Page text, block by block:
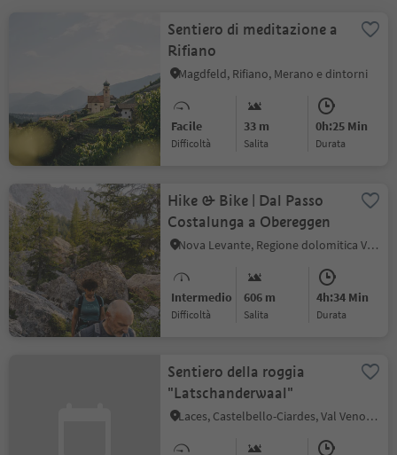
Sentiero di meditazione a
Rifiano
Magdfeld, Rifiano, Merano e dintorni
Facile
Difficoltà
33 m
Salita
0h:25 Min
durata
Hike & Bike | Dal Passo
Costalunga a Obereggen
Nova Levante, Regione dolomitica Val d'Ega
Intermedio
Difficoltà
606 m
Salita
4h:34 Min
durata
Sentiero della roggia
"Latschanderwaal"
Laces, Castelbello-Ciardes, Val Venosta